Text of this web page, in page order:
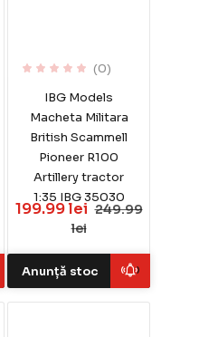
(0)
IBG Models
Macheta Militara
British Scammell
Pioneer R100
Artillery tractor
1:35 IBG 35030
199.99 lei 249.99
lei
Anunță stoc